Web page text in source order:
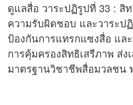
ดูแลสื่อ วาระปฏิรูปที่ 33 : สิ
ความรับผิดชอบ และวาระป
ป้องกันการแทรกแซงสื่อ แล
การคุ้มครองสิทธิเสรีภาพ ส่ง
มาตรฐานวิชาชีพสื่อมวลชน